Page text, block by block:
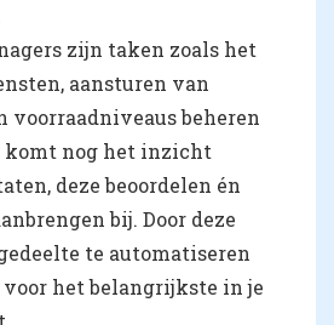
zijn taken zoals het
aansturen van
voorraadniveaus beheren
nog het inzicht
deze beoordelen én
bij. Door deze
te automatiseren
het belangrijkste in je